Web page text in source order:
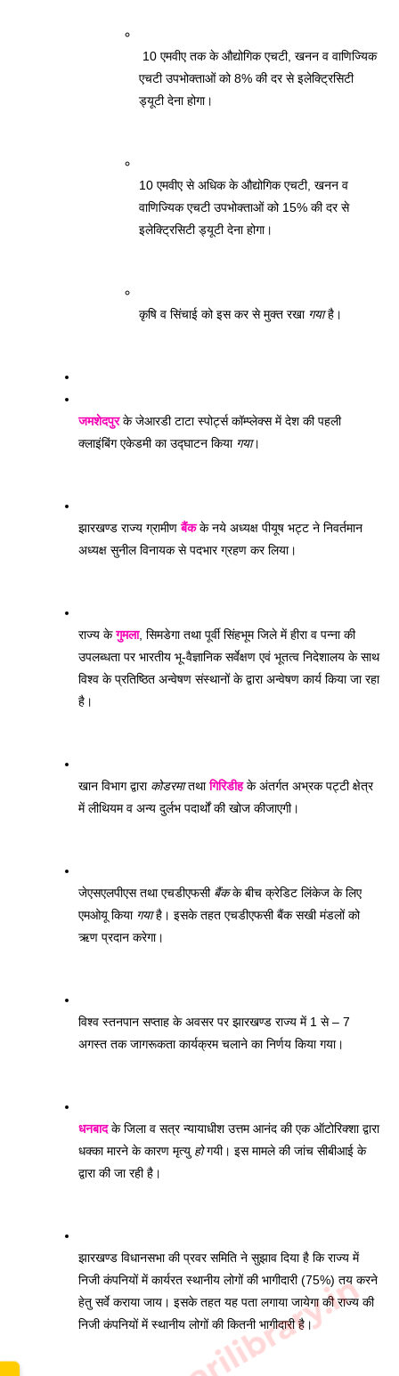
10 एमवीए तक के औद्योगिक एचटी, खनन व वाणिज्यिक
एचटी उपभोक्ताओं को 8% की दर से इलेक्ट्रिसिटी
ड्यूटी देना होगा।
10 एमवीए से अधिक के औद्योगिक एचटी, खनन व
वाणिज्यिक एचटी उपभोक्ताओं को 15% की दर से
इलेक्ट्रिसिटी ड्यूटी देना होगा।
कृषि व सिंचाई को इस कर से मुक्त रखा गया है।
जमशेदपुर के जेआरडी टाटा स्पोर्ट्स कॉम्प्लेक्स में देश की पहली
क्लाइंबिंग एकेडमी का उद्घाटन किया गया।
झारखण्ड राज्य ग्रामीण बैंक के नये अध्यक्ष पीयूष भट्ट ने निवर्तमान
अध्यक्ष सुनील विनायक से पदभार ग्रहण कर लिया।
राज्य के गुमला, सिमडेगा तथा पूर्वी सिंहभूम जिले में हीरा व पन्ना की
उपलब्धता पर भारतीय भू-वैज्ञानिक सर्वेक्षण एवं भूतत्व निदेशालय के साथ
विश्व के प्रतिष्ठित अन्वेषण संस्थानों के द्वारा अन्वेषण कार्य किया जा रहा
है।
खान विभाग द्वारा कोडरमा तथा गिरिडीह के अंतर्गत अभ्रक पट्टी क्षेत्र
में लीथियम व अन्य दुर्लभ पदार्थों की खोज कीजाएगी।
जेएसएलपीएस तथा एचडीएफसी बैंक के बीच क्रेडिट लिंकेज के लिए
एमओयू किया गया है। इसके तहत एचडीएफसी बैंक सखी मंडलों को
ऋण प्रदान करेगा।
विश्व स्तनपान सप्ताह के अवसर पर झारखण्ड राज्य में 1 से – 7
अगस्त तक जागरूकता कार्यक्रम चलाने का निर्णय किया गया।
धनबाद के जिला व सत्र न्यायाधीश उत्तम आनंद की एक ऑटोरिक्शा द्वारा
धक्का मारने के कारण मृत्यु हो गयी। इस मामले की जांच सीबीआई के
द्वारा की जा रही है।
झारखण्ड विधानसभा की प्रवर समिति ने सुझाव दिया है कि राज्य में
निजी कंपनियों में कार्यरत स्थानीय लोगों की भागीदारी (75%) तय करने
हेतु सर्वे कराया जाय। इसके तहत यह पता लगाया जायेगा की राज्य की
निजी कंपनियों में स्थानीय लोगों की कितनी भागीदारी है।